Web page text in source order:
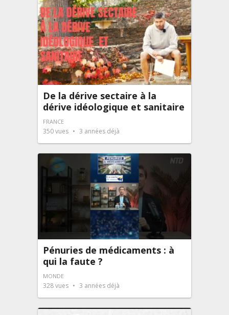
De la dérive sectaire à la
dérive idéologique et sanitaire
FRANCE
350vues 3 années déjà
Pénuries de médicaments : à
qui la faute ?
MONDE
328vues 3 années déjà